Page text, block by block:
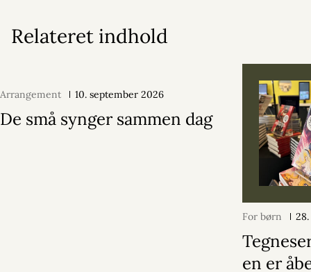
Relateret indhold
Arrangement 10. september 2026
De små synger sammen dag
For børn
en er